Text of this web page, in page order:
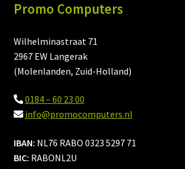
Promo Computers
Wilhelminastraat 71
2967 EW Langerak
(Molenlanden, Zuid-Holland)
0184 – 60 23 00
info@promocomputers.nl
IBAN: NL76 RABO 0323 5297 71
BIC: RABONL2U